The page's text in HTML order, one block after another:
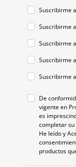
Suscribirme
Suscribirme
Suscribirme
Suscribirme
Suscribirme
De
vigente en
es
completar
He leído y
productos